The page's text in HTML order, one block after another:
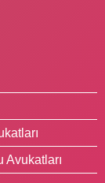
Avukatları